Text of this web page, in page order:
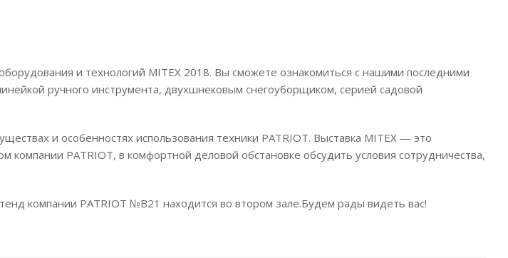
и технологий MITEX 2018. Вы сможете ознакомиться с нашими последними
ручного инструмента, двухшнековым снегоуборщиком, серией садовой
и особенностях использования техники PATRIOT. Выставка MITEX — это
PATRIOT, в комфортной деловой обстановке обсудить условия сотрудничества,
компании PATRIOT №В21 находится во втором зале.Будем рады видеть вас!